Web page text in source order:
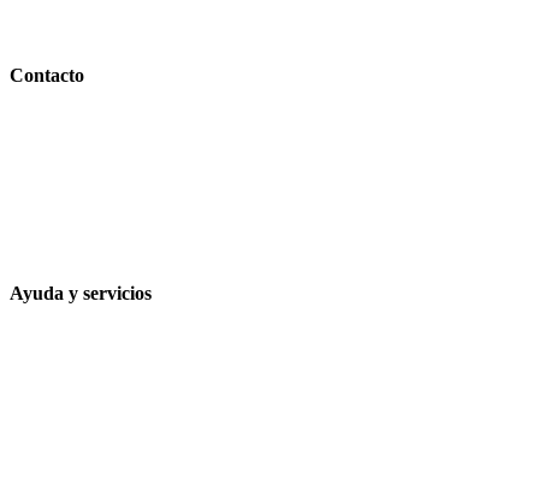
Contacto
Ayuda y servicios